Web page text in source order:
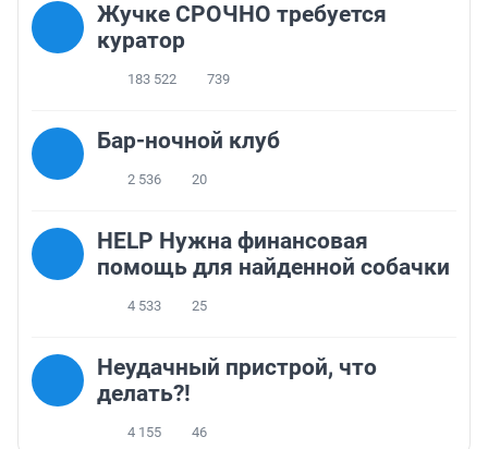
Жучке СРОЧНО требуется
куратор
183 522 739
Бар-ночной клуб
2 536 20
HELP Нужна финансовая
помощь для найденной собачки
4 533 25
Неудачный пристрой, что
делать?!
4 155 46